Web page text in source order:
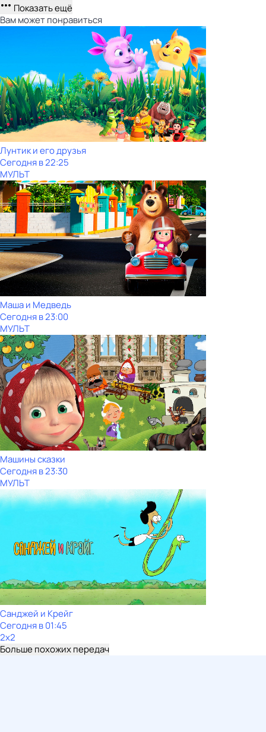
Показать ещё
Вам может понравиться
Лунтик и его друзья
Сегодня в 22:25
МУЛЬТ
Маша и Медведь
Сегодня в 23:00
МУЛЬТ
Машины сказки
Сегодня в 23:30
МУЛЬТ
Санджей и Крейг
Сегодня в 01:45
2x2
Больше похожих передач